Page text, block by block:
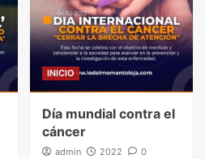
INICIO
Día mundial contra el
cáncer
admin 2022 0